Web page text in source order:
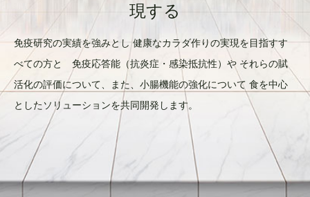
現する
免疫研究の実績を強みとし 健康なカラダ作りの実現を目指すす
べての方と 免疫応答能（抗炎症・感染抵抗性）や それらの賦
活化の評価について、また、小腸機能の強化について 食を中心
としたソリューションを共同開発します。